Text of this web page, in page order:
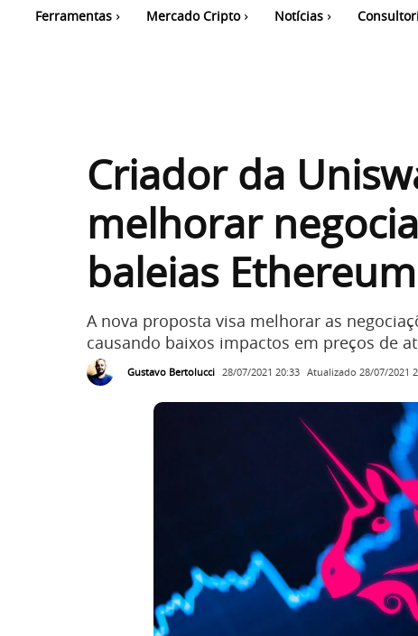
Ferramentas Mercado Cripto Notícias
Criador da
melhorar
baleias Ethereum
A nova proposta visa melhorar as
causando baixos impactos em preços de
Gustavo Bertolucci 28/07/2021 20:33 Atualizado 28/07/2021